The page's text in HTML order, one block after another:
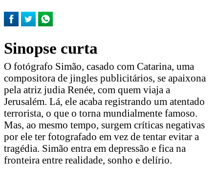
Sinopse curta
O fotógrafo Simão, casado com Catarina, uma
compositora de jingles publicitários, se apaixona
pela atriz judia Renée, com quem viaja a
Jerusalém. Lá, ele acaba registrando um atentado
terrorista, o que o torna mundialmente famoso.
Mas, ao mesmo tempo, surgem críticas negativas
por ele ter fotografado em vez de tentar evitar a
tragédia. Simão entra em depressão e fica na
fronteira entre realidade, sonho e delírio.